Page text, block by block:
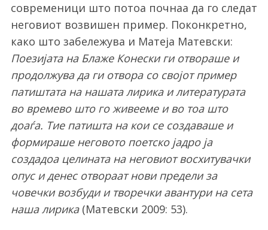
современици што потоа почнаа да го следат
неговиот возвишен пример. Поконкретно,
како што забележува и Матеја Матевски:
Поезијата на Блаже Конески ги отвораше и
продолжува да ги отвора со својот пример
патиштата на нашата лирика и литературата
во времево што го живееме и во тоа што
доаѓа. Тие патишта на кои се создаваше и
формираше неговото поетско јадро ја
создадоа целината на неговиот восхитувачки
опус и денес отвораат нови предели за
човечки возбуди и творечки авантури на сета
наша лирика(Матевски 2009: 53).